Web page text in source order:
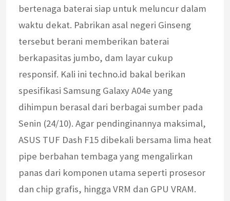
bertenaga baterai siap untuk meluncur dalam
waktu dekat. Pabrikan asal negeri Ginseng
tersebut berani memberikan baterai
berkapasitas jumbo, dam layar cukup
responsif. Kali ini techno.id bakal berikan
spesifikasi Samsung Galaxy A04e yang
dihimpun berasal dari berbagai sumber pada
Senin (24/10). Agar pendinginannya maksimal,
ASUS TUF Dash F15 dibekali bersama lima heat
pipe berbahan tembaga yang mengalirkan
panas dari komponen utama seperti prosesor
dan chip grafis, hingga VRM dan GPU VRAM.